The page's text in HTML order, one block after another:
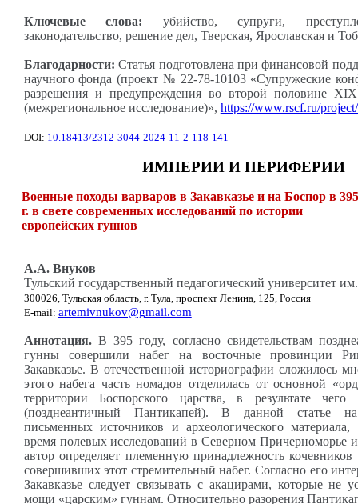
Ключевые слова: убийство, супруги,
законодательство, решение дел, Тверская, Ярославская и
Благодарности: Статья подготовлена при финансовой
научного фонда (проект № 22-78-10103 «Супружеские
разрешения и предупреждения во второй половине
(межрегиональное исследование)», https://www.rscf.ru/
DOI: 10.18413/2312-3044-2024-11-2-118-141
ИМПЕРИИ И ПЕРИФЕРИИ
Военные походы варваров в Закавказье и на Боспор в
г. в свете современных исследований по истории
европейских гуннов
А.А. Внуков
Тульский государственный педагогический университет
300026, Тульская область, г. Тула, проспект Ленина, 125, Россия
E-mail: artemivnukov@gmail.com
Аннотация.В 395 году, согласно свидетельствам
гунны совершили набег на восточные провинции
Закавказье. В отечественной историографии сложилось
этого набега часть номадов отделилась от основной
территории Боспорского царства, в результате чего
(позднеантичный Пантикапей). В данной статье
письменных источников и археологического
время полевых исследований в Северном Причерноморье
автор определяет племенную принадлежность
совершивших этот стремительный набег. Согласно его
Закавказье следует связывать с акацирами, которые не
мощи «царским» гуннам. Относительно разорения